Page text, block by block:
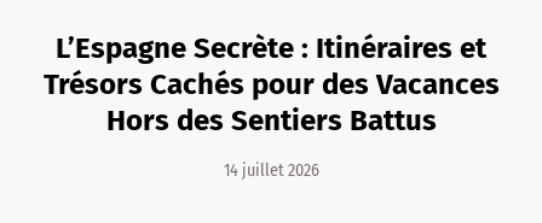
L’Espagne Secrète : Itinéraires et
Trésors Cachés pour des Vacances
Hors des Sentiers Battus
14 juillet 2026